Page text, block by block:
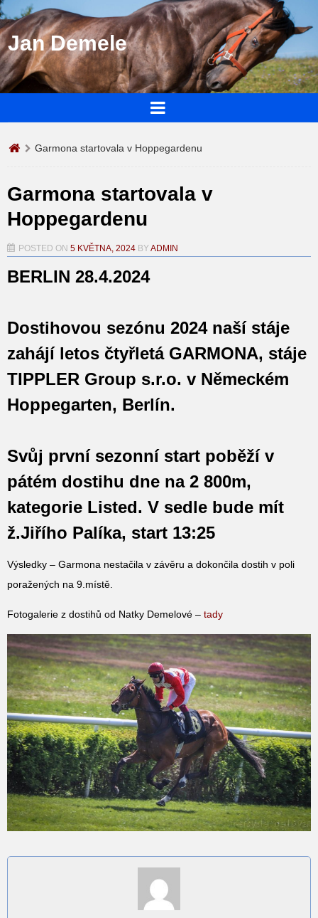
Jan Demele
Garmona startovala v Hoppegardenu
Garmona startovala v
Hoppegardenu
POSTED ON 5 KVĚTNA, 2024 BYADMIN
BERLIN 28.4.2024
Dostihovou sezónu 2024 naší stáje
zahájí letos čtyřletá GARMONA, stáje
TIPPLER Group s.r.o. v Německém
Hoppegarten, Berlín.
Svůj první sezonní start poběží v
pátém dostihu dne na 2 800m,
kategorie Listed. V sedle bude mít
ž.Jiřího Palíka, start 13:25
Výsledky – Garmona nestačila v závěru a dokončila dostih v poli
poražených na 9.místě.
Fotogalerie z dostihů od Natky Demelové – tady